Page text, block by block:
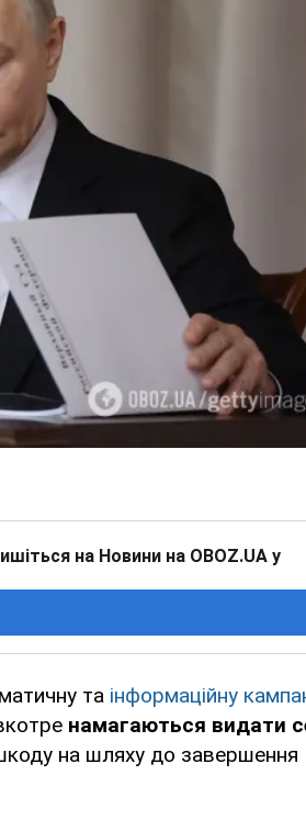
на Новини на OBOZ.UA у
та інформаційну
намагаються видати
на шляху до завершення